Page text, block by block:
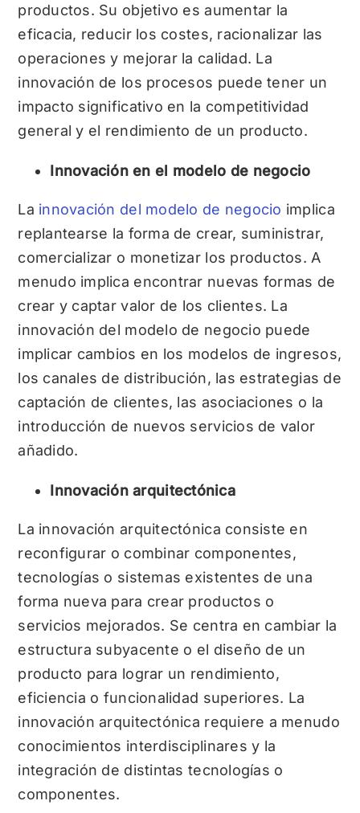
productos. Su objetivo es aumentar la
eficacia, reducir los costes, racionalizar las
operaciones y mejorar la calidad. La
innovación de los procesos puede tener un
impacto significativo en la competitividad
general y el rendimiento de un producto.
Innovación en el modelo de negocio
La innovación del modelo de negocio implica
replantearse la forma de crear, suministrar,
comercializar o monetizar los productos. A
menudo implica encontrar nuevas formas de
crear y captar valor de los clientes. La
innovación del modelo de negocio puede
implicar cambios en los modelos de ingresos,
los canales de distribución, las estrategias de
captación de clientes, las asociaciones o la
introducción de nuevos servicios de valor
añadido.
Innovación arquitectónica
La innovación arquitectónica consiste en
reconfigurar o combinar componentes,
tecnologías o sistemas existentes de una
forma nueva para crear productos o
servicios mejorados. Se centra en cambiar la
estructura subyacente o el diseño de un
producto para lograr un rendimiento,
eficiencia o funcionalidad superiores. La
innovación arquitectónica requiere a menudo
conocimientos interdisciplinares y la
integración de distintas tecnologías o
componentes.